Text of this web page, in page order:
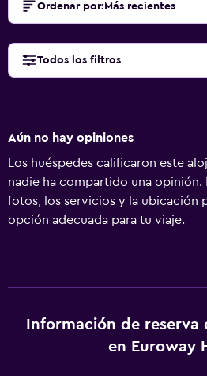
Ordenar por: Más recientes
Todos los filtros
Aún no hay opiniones
Los huéspedes calificaron este
nadie ha compartido una opinión.
fotos, los servicios y la ubicación
opción adecuada para tu viaje.
Información de reserva
en Euroway